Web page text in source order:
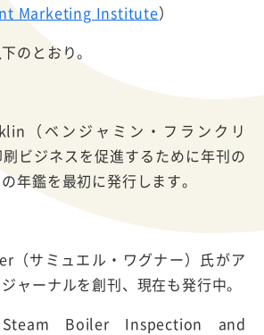
Marketing Institute）
のとおり。
（ベンジャミン・フランクリ
ビジネスを促進するために年刊の
年鑑を最初に発行します。
（サミュエル・ワグナー）氏がア
ャーナルを創刊、現在も発行中。
Boiler Inspection and